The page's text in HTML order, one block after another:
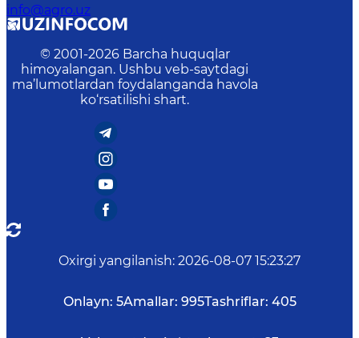
info@agro.uz
© 2001-2026 Barcha huquqlar
himoyalangan. Ushbu veb-saytdagi
ma’lumotlardan foydalanganda havola
ko‘rsatilishi shart.
Oxirgi yangilanish: 2026-08-07 15:23:27
Onlayn: 5Amallar: 995Tashriflar: 405